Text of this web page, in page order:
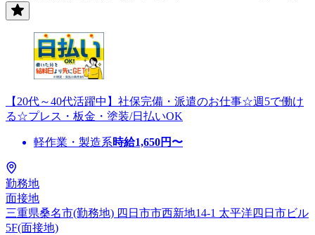
【20代～40代活躍中】社保完備・派遣のお仕事☆週5で働け
る☆プレス・板金・塗装/日払いOK
軽作業・製造系時給1,650円〜
勤務地
面接地
三重県桑名市(勤務地) 四日市市西新地14-1 太平洋四日市ビル
5F(面接地)